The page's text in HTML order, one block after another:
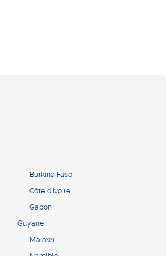
Burkina Faso
Côte d’Ivoire
Gabon
Guyane
Malawi